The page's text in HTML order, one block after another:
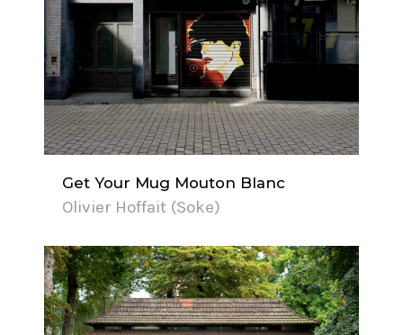
Get Your Mug Mouton Blanc
Olivier Hoffait (Soke)